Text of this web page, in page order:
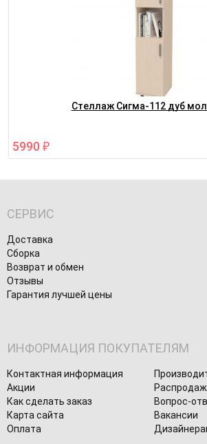
Стеллаж Сигма-112 дуб
5990 ₽
СЕРВИС
Доставка
Сборка
Возврат и обмен
Отзывы
Гарантия лучшей цены
ИНФОРМАЦИЯ ПОКУПАТЕЛЯМ
Контактная информация
Акции
Как сделать заказ
Вопрос-
Карта сайта
Вакансии
Оплата